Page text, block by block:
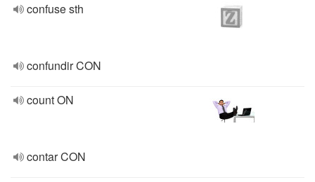
confuse sth
confundir CON
count ON
contar CON